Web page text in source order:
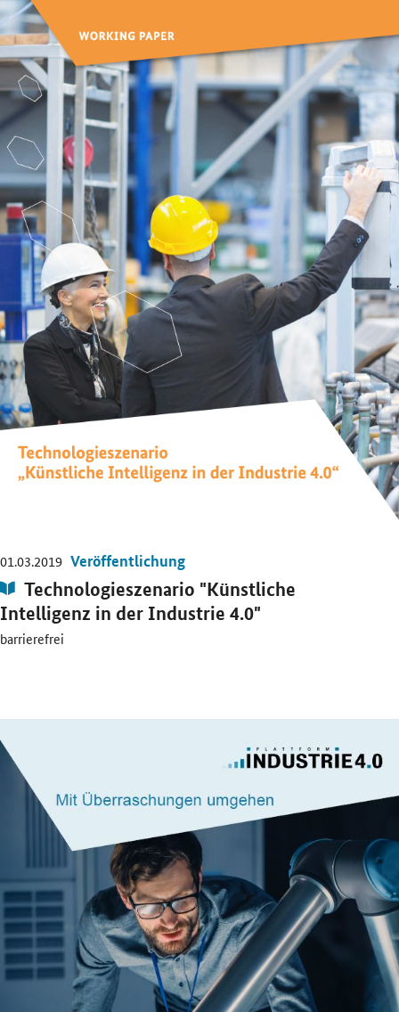
01.03.2019 Veröffentlichung
Publikation:
Technologieszenario "Künstliche
Intelligenz in der Industrie 4.0"
barrierefrei